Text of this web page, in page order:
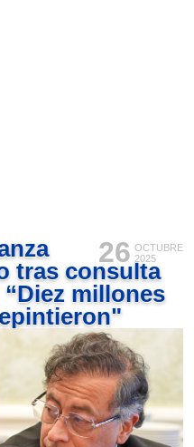
26 OCTUBRE
2025
tras consulta
millones